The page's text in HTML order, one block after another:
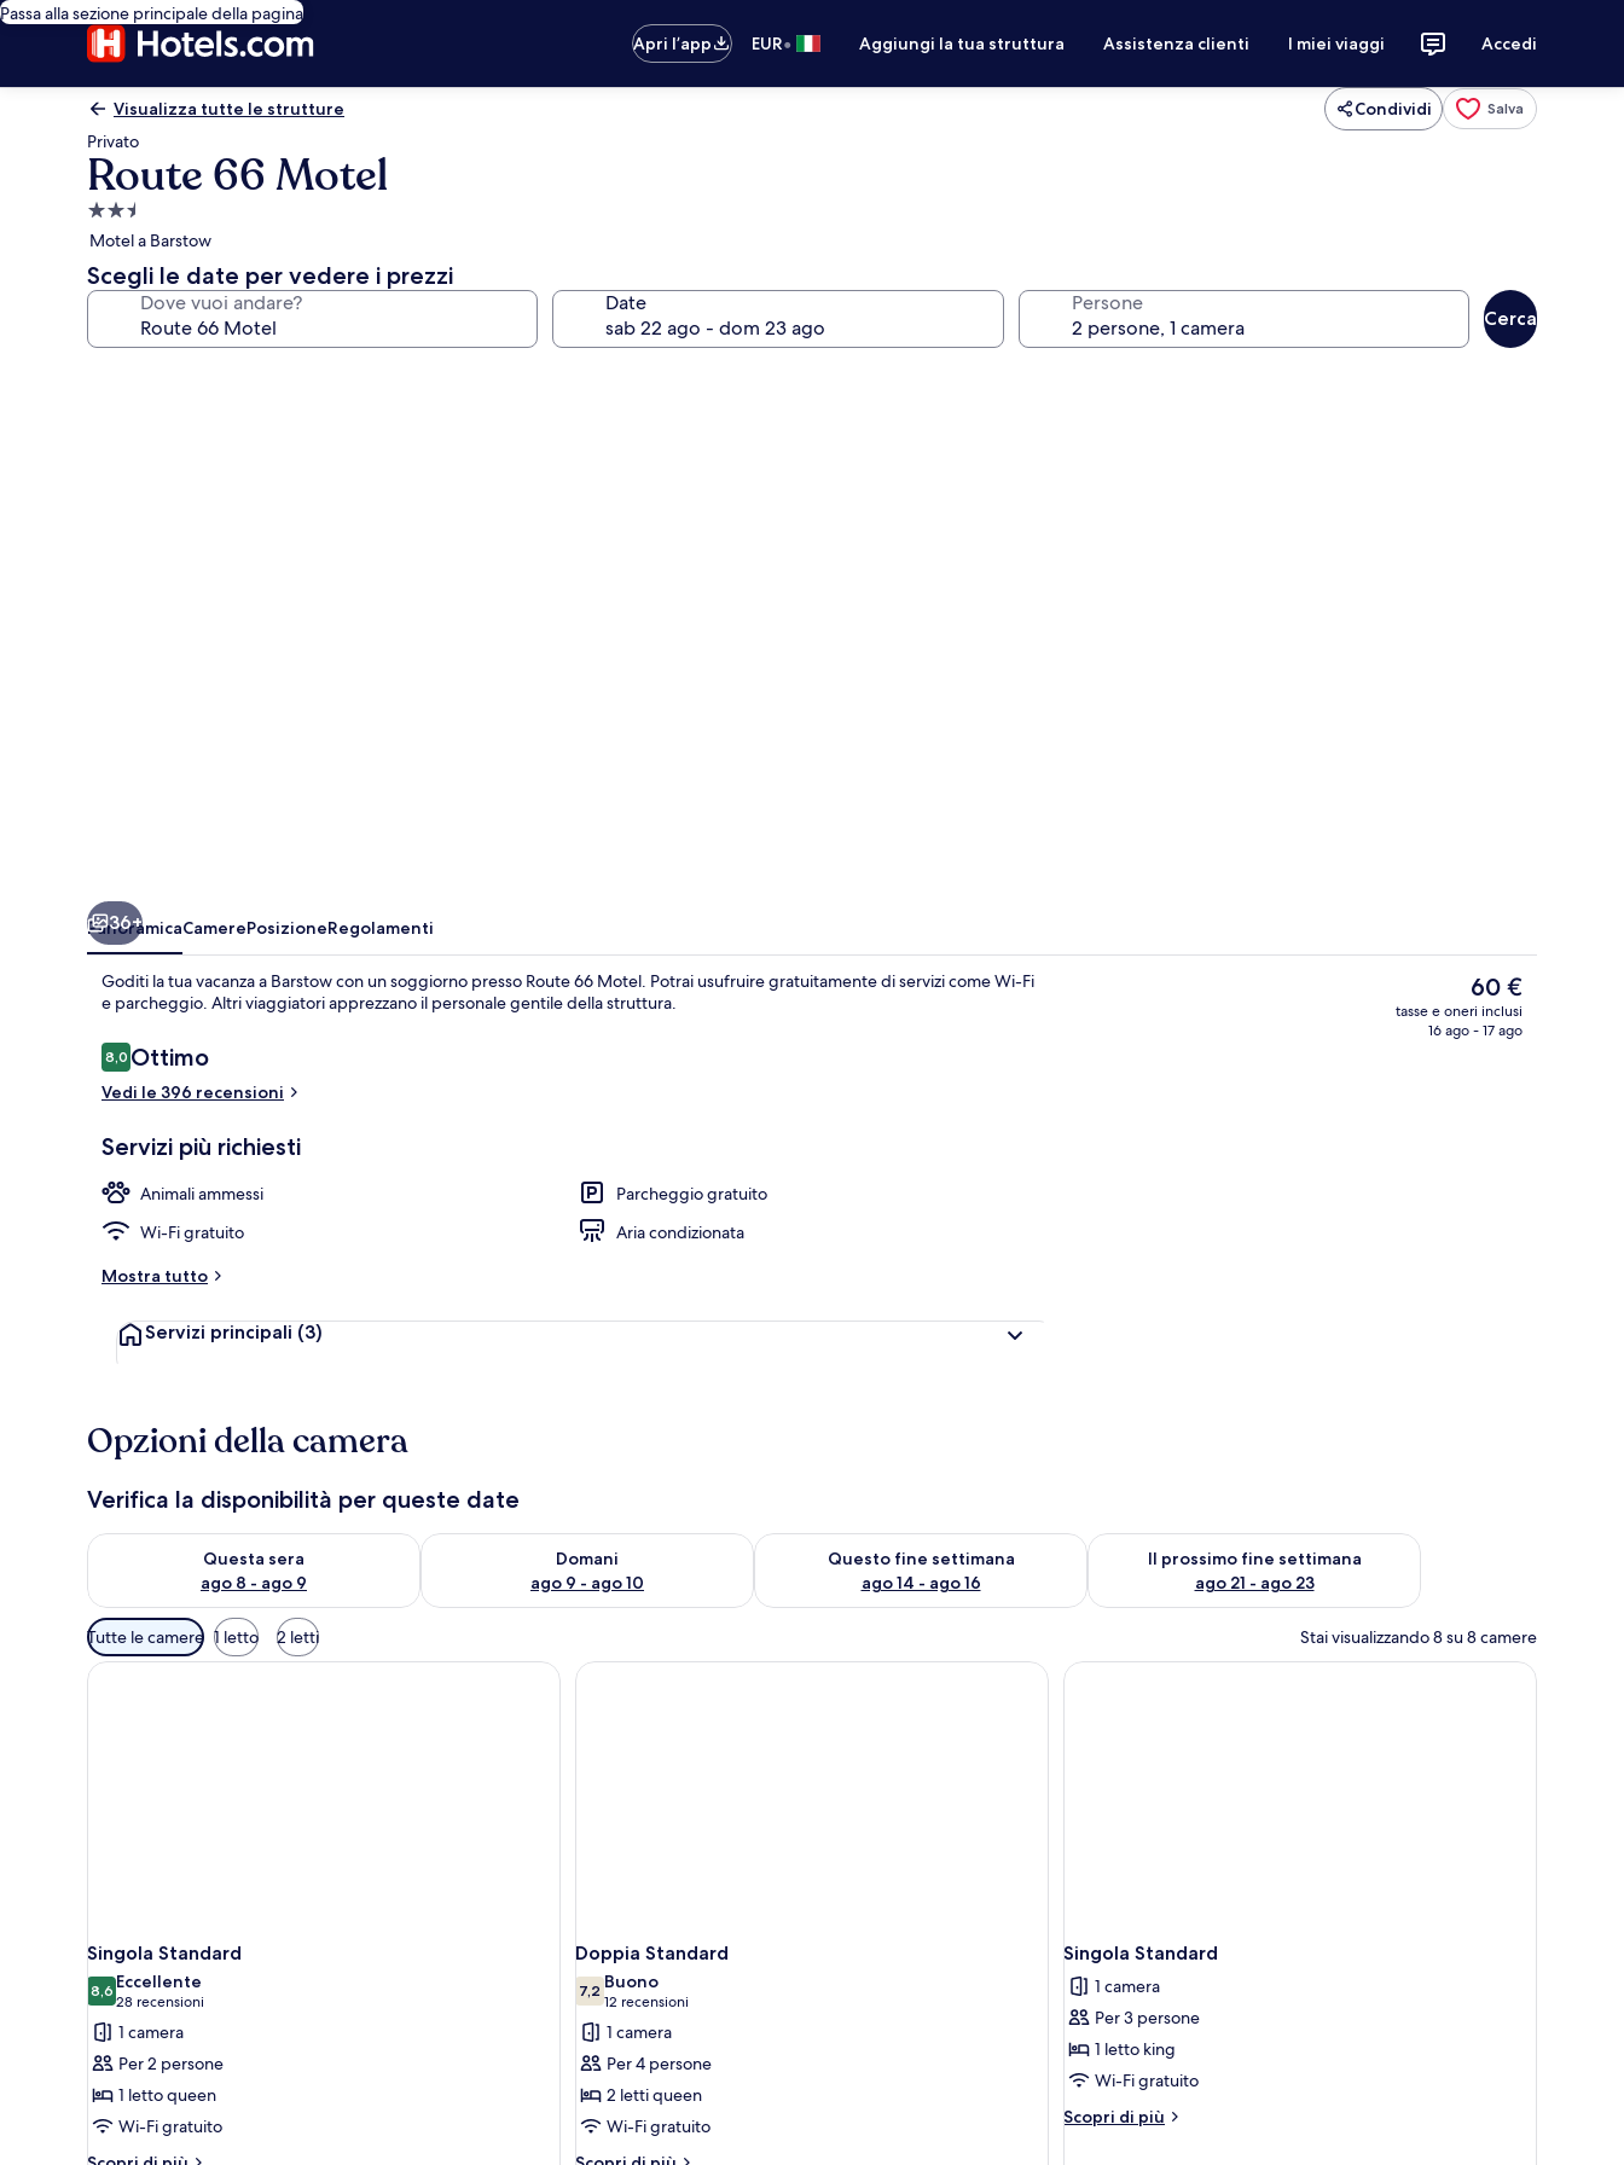
Passa alla sezione principale della pagina
Apri l’app
EUR• Aggiungi la tua struttura Assistenza clienti I miei viaggi Accedi
Visualizza tutte le strutture Condividi Salva
Privato
Route 66 Motel
Struttura
a
2.5
stelle
Motel a Barstow
Scegli le date per vedere i prezzi
Dove vuoi andare? Date Persone
Cerca
36+
PanoramicaCamerePosizioneRegolamenti
Goditi la tua vacanza a Barstow con un soggiorno presso Route 66 Motel. Potrai usufruire gratuitamente di servizi come Wi-Fi
e parcheggio. Altri viaggiatori apprezzano il personale gentile della struttura.
Recensioni
8,08,0 su 10
Ottimo
Vedi le 396 recensioni
Servizi più richiesti
Animali ammessi
Parcheggio gratuito
Wi-Fi gratuito
Aria condizionata
Mostra tutto
Servizi principali (3)
Il
prezzo
attuale
60 €
tasse e oneri inclusi
16 ago - 17 ago
Opzioni della camera
Verifica la disponibilità per queste date
Questa sera
ago 8 - ago 9
Verifica la disponibilità per questa sera, ago 8 - ago 9
Domani
ago 9 - ago 10
Verifica la disponibilità per domani, ago 9 - ago 10
Questo fine settimana
ago 14 - ago 16
Verifica la disponibilità per questo fine settimana, ago 14 - ago 16
Il prossimo fine settimana
ago 21 - ago 23
Verifica la disponibilità per il prossimo fine settimana, ago 21
Filtri
disponibili
per
Tutte le camere 1 letto 2 letti Stai visualizzando 8 su 8 camere
Singola Standard
8,68,6 su 10
Eccellente
28 recensioni
(28
recensioni)
1 camera
Per 2 persone
1 letto queen
Wi-Fi gratuito
Doppia Standard
7,27,2 su 10
Buono
12 recensioni
(12
recensioni)
1 camera
Per 4 persone
2 letti queen
Wi-Fi gratuito
Singola Standard
1 camera
Per 3 persone
1 letto king
Wi-Fi gratuito
Scopri di più
Altri